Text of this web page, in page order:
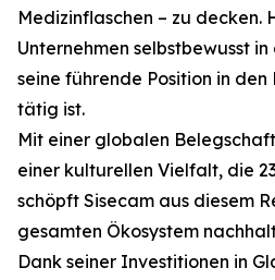
Medizinflaschen – zu decken.
Unternehmen selbstbewusst
seine führende Position in den
tätig ist.
Mit einer globalen
einer kulturellen Vielfalt, die
schöpft Sisecam aus diesem
gesamten Ökosystem
Dank seiner Investitionen in